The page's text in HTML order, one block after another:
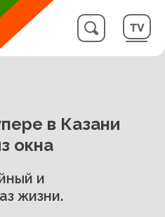
в Казани
окна
и
жизни.